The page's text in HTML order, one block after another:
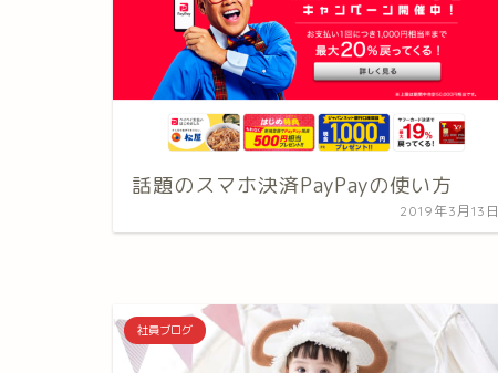
話題のスマホ決済PayPayの使い方
2019年3月13日
社員ブログ